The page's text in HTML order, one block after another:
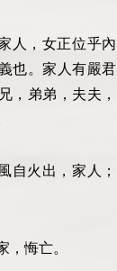
人，女正位乎
也。家人有嚴君
，弟弟，夫夫
自火出，家人
，悔亡。